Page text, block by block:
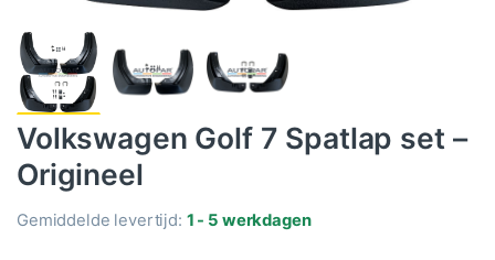
Volkswagen Golf 7 Spatlap set –
Origineel
Gemiddelde levertijd: 1 - 5 werkdagen